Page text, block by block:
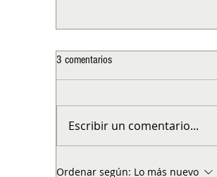
ASICS Golden Run 2026 reunirá
3 comentarios
Escribir un comentario...
Ordenar según: Lo más nuevo